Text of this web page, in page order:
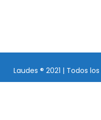
Laudes ® 2021 | Todos